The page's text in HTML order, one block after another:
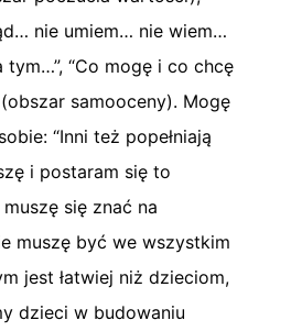
nie umiem… nie wiem…
tym…”, “Co mogę i co chcę
samooceny). Mogę
“Inni też popełniają
i postaram się to
muszę się znać na
muszę być we wszystkim
jest łatwiej niż dzieciom,
dzieci w budowaniu